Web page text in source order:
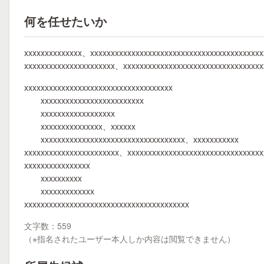
何を任せたいか
xxxxxxxxxxxxxx、
xxxxxxxxxxxxxxxxxxxxxx、
xxxxxxxxxxxxxxxxxxxxxxxxxxxxxxxxxxxx
xxxxxxxxxxxxxxxxxxxxxxxxx
xxxxxxxxxxxxxxxxxx
xxxxxxxxxxxxxxx、xxxxxx
xxxxxxxxxxxxxxxxxxxxxxxxxxxxxxxxxxx、xxxxxxxxxxx
xxxxxxxxxxxxxxxxxxxxxxx、
xxxxxxxxxxxxxxxx
xxxxxxxxxx
xxxxxxxxxxxxx
xxxxxxxxxxxxxxxxxxxxxxxxxxxxxxxxxxxxxxxx
文字数：559
（※指名されたユーザー本人しか内容は閲覧できません）